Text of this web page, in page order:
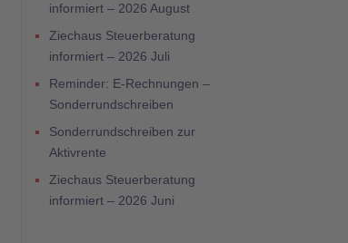
informiert – 2026 August
Ziechaus Steuerberatung
informiert – 2026 Juli
Reminder: E-Rechnungen –
Sonderrundschreiben
Sonderrundschreiben zur
Aktivrente
Ziechaus Steuerberatung
informiert – 2026 Juni